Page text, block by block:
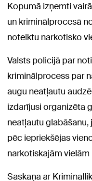
Kopumā izņemti
un kriminālprocesā
noteiktu narkotisko
Valsts policijā par
kriminālprocess par
augu neatļautu
izdarījusi organizēta
neatļautu
pēc iepriekšējas
narkotiskajām
Saskaņā ar